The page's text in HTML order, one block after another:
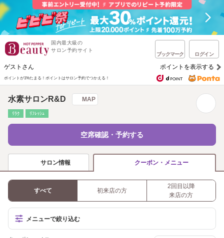
国内最大級の
サロン予約サイト
ブックマーク ログイン
ゲストさん ポイントを表示する
ポイントが1%たまる！ ポイントはサロン予約でつかえる！
水素サロンR&D MAP
ﾘﾗｸ ﾘﾌﾚｯｼｭ
空席確認・予約する
サロン情報 クーポン・メニュー
すべて 初来店の方
2回目以降
来店の方
メニューで絞り込む